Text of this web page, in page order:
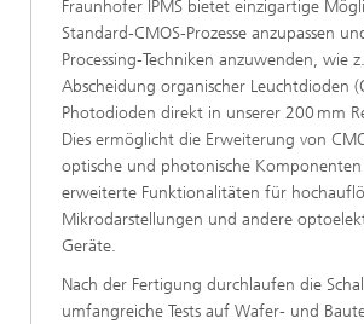
Fraunhofer IPMS bietet einzigartige
Standard-CMOS-Prozesse anzupassen
Processing-Techniken anzuwenden, wie
Abscheidung organischer Leuchtdioden
Photodioden direkt in unserer 200 mm
Dies ermöglicht die Erweiterung von
optische und photonische
erweiterte Funktionalitäten für
Mikrodarstellungen und andere
Geräte.
Nach der Fertigung durchlaufen die
umfangreiche Tests auf Wafer- und